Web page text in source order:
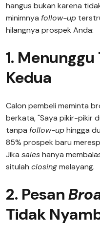
hangus bukan karena
minimnya follow-up
hilangnya prospek Anda:
1.
Kedua
Calon pembeli meminta
berkata, "Saya pikir-pikir
tanpa follow-uphingga
85% prospek baru
Jika saleshanya
situlah closingmelayang.
2. Pesan
Tidak